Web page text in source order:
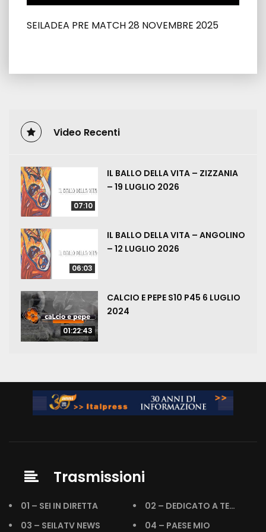
SEILADEA PRE MATCH 28 NOVEMBRE 2025
Video Recenti
07:10
IL BALLO DELLA VITA – ZIZZANIA
– 19 LUGLIO 2026
06:03
IL BALLO DELLA VITA – ANGOLINO
– 12 LUGLIO 2026
01:22:43
CALCIO E PEPE S10 P45 6 LUGLIO
2024
Trasmissioni
01 – SEI IN DIRETTA
02 – DEDICATO A TE…
03 – SEILATV NEWS
04 – PAESE MIO